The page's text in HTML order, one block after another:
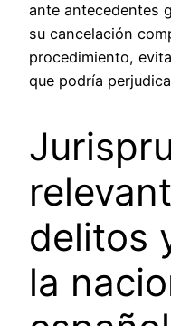
ante antecedentes
su cancelación
procedimiento,
que podría
delitos
la